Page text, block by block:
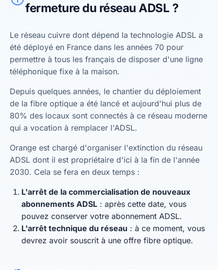
fermeture du réseau ADSL ?
Le réseau cuivre dont dépend la technologie ADSL a
été déployé en France dans les années 70 pour
permettre à tous les français de disposer d'une ligne
téléphonique fixe à la maison.
Depuis quelques années, le chantier du déploiement
de la fibre optique a été lancé et aujourd'hui plus de
80% des locaux sont connectés à ce réseau moderne
qui a vocation à remplacer l'ADSL.
Orange est chargé d'organiser l'extinction du réseau
ADSL dont il est propriétaire d'ici à la fin de l'année
2030. Cela se fera en deux temps :
L'arrêt de la commercialisation de nouveaux
abonnements ADSL : après cette date, vous
pouvez conserver votre abonnement ADSL.
L'arrêt technique du réseau : à ce moment, vous
devrez avoir souscrit à une offre fibre optique.